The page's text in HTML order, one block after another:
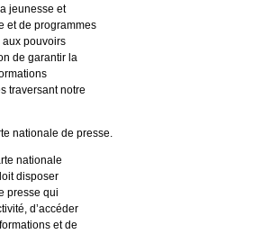
jeunesse et
et de programmes
aux pouvoirs
de garantir la
traversant notre
nationale de presse.
nationale
disposer
presse qui
d’accéder
et de